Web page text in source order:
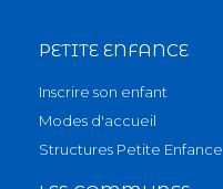
PETITE ENFANCE
Inscrire son enfant
Modes d'accueil
Structures Petite Enfance